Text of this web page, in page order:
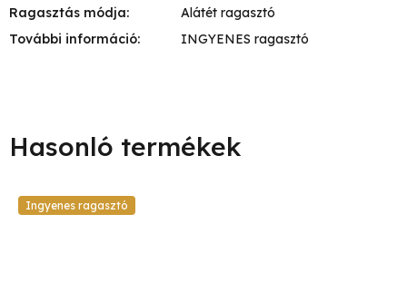
Ragasztás módja:
Alátét ragasztó
További információ: INGYENES ragasztó
Ingyenes ragasztó